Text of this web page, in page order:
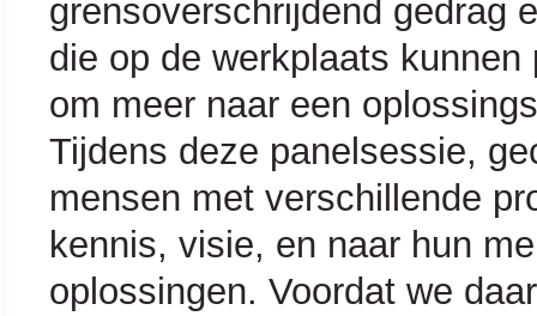
grensoverschrijdend gedrag
die op de werkplaats
om meer naar een
Tijdens deze panelsessie,
mensen met verschillende
kennis, visie, en naar hun
oplossingen. Voordat we